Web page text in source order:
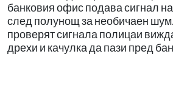
банковия офис подава сигнал на
след полунощ за необичаен
проверят сигнала полицаи
дрехи и качулка да пази пред